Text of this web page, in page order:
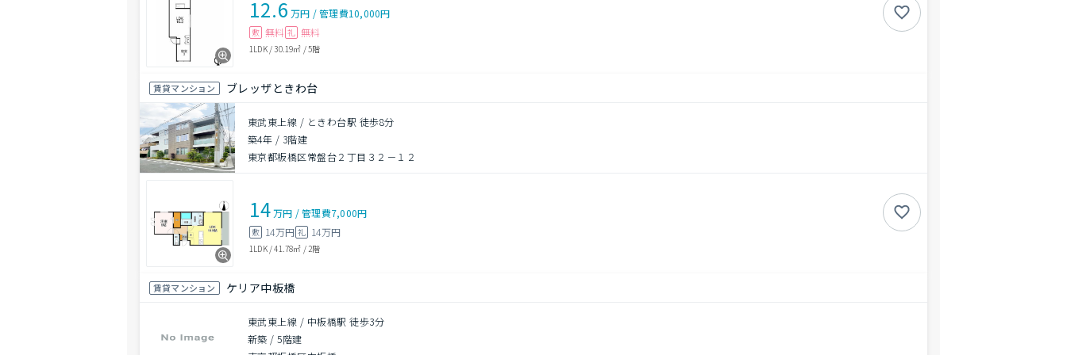
12.6 万円 /管理費10,000円
敷 無料 礼 無料
1LDK/30.19㎡ /5階
賃貸マンション ブレッザときわ台
東武東上線 / ときわ台駅 徒歩8分
築4年 / 3階建
東京都板橋区常盤台２丁目３２－１２
14万円 /管理費7,000円
敷 14万円 礼 14万円
1LDK/41.78㎡ / 2階
賃貸マンション ケリア中板橋
東武東上線 / 中板橋駅 徒歩3分
新築 /5階建